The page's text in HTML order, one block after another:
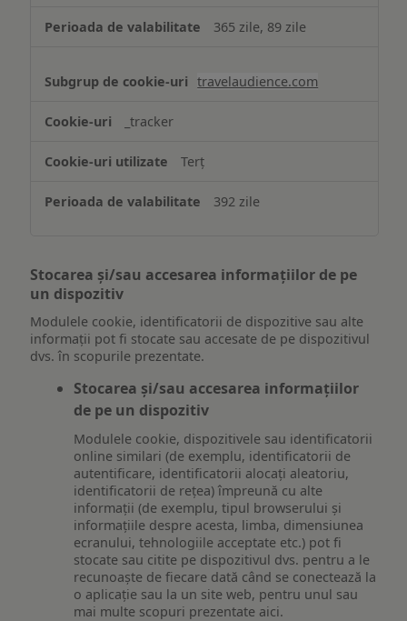
365 zile, 89 zile
travelaudience.com
_tracker
Terț
392 zile
Stocarea și/sau accesarea informațiilor de pe
un dispozitiv
Modulele cookie, identificatorii de dispozitive sau alte
informații pot fi stocate sau accesate de pe dispozitivul
dvs. în scopurile prezentate.
Stocarea și/sau accesarea informațiilor
de pe un dispozitiv
Modulele cookie, dispozitivele sau identificatorii
online similari (de exemplu, identificatorii de
autentificare, identificatorii alocați aleatoriu,
identificatorii de rețea) împreună cu alte
informații (de exemplu, tipul browserului și
informațiile despre acesta, limba, dimensiunea
ecranului, tehnologiile acceptate etc.) pot fi
stocate sau citite pe dispozitivul dvs. pentru a le
recunoaște de fiecare dată când se conectează la
o aplicație sau la un site web, pentru unul sau
mai multe scopuri prezentate aici.